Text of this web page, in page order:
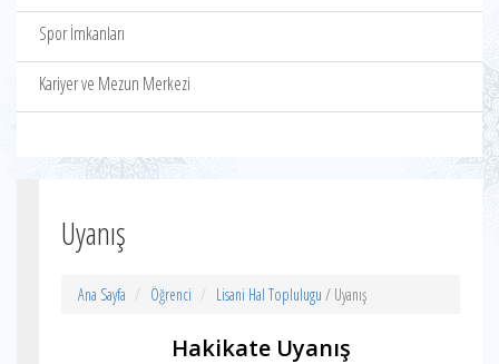
Spor İmkanları
Kariyer ve Mezun Merkezi
Uyanış
Ana Sayfa Öğrenci Lisani Hal Toplulugu / Uyanış
Hakikate Uyanış